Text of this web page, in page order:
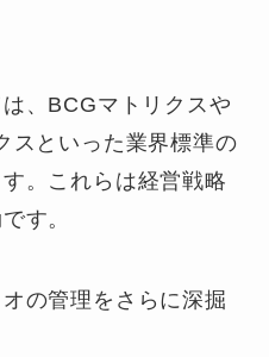
、BCGマトリクスや
スといった業界標準の
。これらは経営戦略
す。
の管理をさらに深掘